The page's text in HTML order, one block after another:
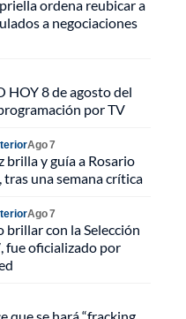
ordena reubicar a
a negociaciones
HOY 8 de agosto del
por TV
Ago 7
brilla y guía a Rosario
una semana crítica
Ago 7
brillar con la Selección
fue oficializado por